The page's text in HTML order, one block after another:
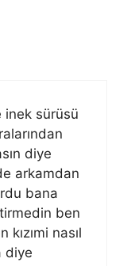
inek sürüsü
diye
arkamdan
bana
ben
nasıl
diye